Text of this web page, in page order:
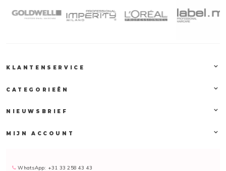
KLANTENSERVICE
CATEGORIEËN
NIEUWSBRIEF
MIJN ACCOUNT
WhatsApp: +31 33 258 43 43